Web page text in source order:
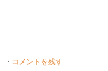
• コメントを残す